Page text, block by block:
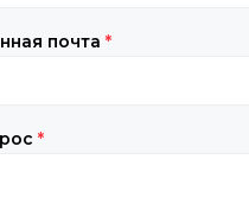
почта *
*